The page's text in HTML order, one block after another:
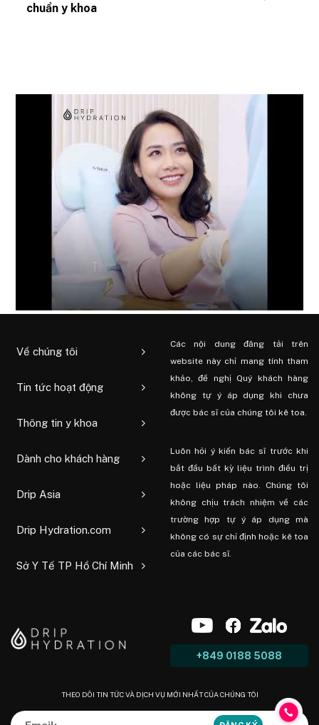
chuẩn y khoa
Về chúng tôi
Tin tức hoạt động
Thông tin y khoa
Dành cho khách hàng
Drip Asia
Drip Hydration.com
Sở Y Tế TP Hồ Chí Minh
Các nội dung đăng tải trên
website này chỉ mang tính tham
khảo, đề nghị Quý khách hàng
không tự ý áp dụng khi chưa
được bác sĩ của chúng tôi kê toa.
Luôn hỏi ý kiến ​​bác sĩ trước khi
bắt đầu bất kỳ liệu trình điều trị
hoặc liệu pháp nào. Chúng tôi
không chịu trách nhiệm về các
trường hợp tự ý áp dụng mà
không có sự chỉ định hoặc kê toa
của các bác sĩ.
+849 0188 5088
THEO DÕI TIN TỨC VÀ DỊCH VỤ MỚI NHẤT CỦA CHÚNG TÔI